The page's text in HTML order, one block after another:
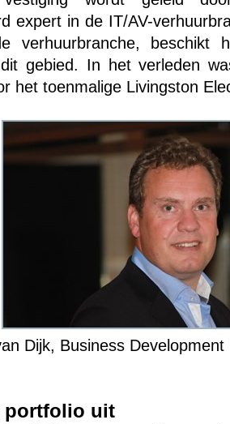
expert in de IT/AV-
verhuurbranche, beschikt
gebied. In het verleden
het toenmalige Livingston
Dijk, Business
portfolio uit